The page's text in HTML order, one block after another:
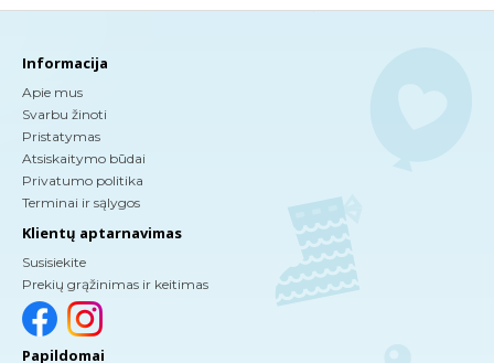
Informacija
Apie mus
Svarbu žinoti
Pristatymas
Atsiskaitymo būdai
Privatumo politika
Terminai ir sąlygos
Klientų aptarnavimas
Susisiekite
Prekių grąžinimas ir keitimas
Papildomai